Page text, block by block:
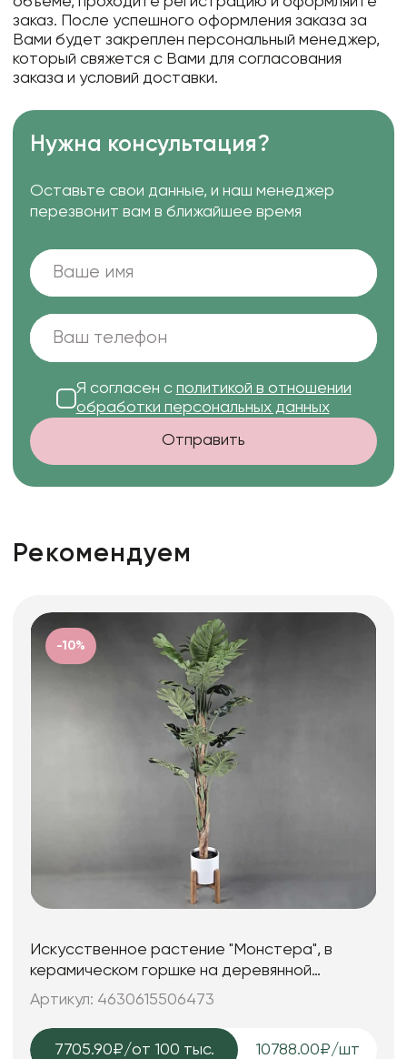
заказ. После успешного оформления заказа за
Вами будет закреплен персональный менеджер,
который свяжется с Вами для согласования
заказа и условий доставки.
Нужна консультация?
Оставьте свои данные, и наш менеджер
перезвонит вам в ближайшее время
Я согласен с политикой в отношении
обработки персональных данных
Отправить
Рекомендуем
-10%
Искусственное растение "Монстера", в
керамическом горшке на деревянной
подставке, 68,5*200 см.
Артикул: 4630615506473
7705.90₽/от 100 тыс. 10788.00₽/шт